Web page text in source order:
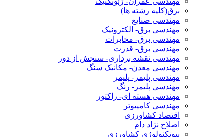
برق(کلیه رشته ها)
مهندسی صنایع
مهندسی برق- الکترونیک
مهندسی برق- مخابرات
مهندسی برق- قدرت
مهندسی نقشه برداری- سنجش از دور
مهندسی معدن- مکانیک سنگ
مهندسی پلیمر- پلیمر
مهندسی پلیمر- رنگ
مهندسی هسته ای- راکتور
مهندسی کامپیوتر
اقتصاد کشاورزی
اصلاح نژاد دام
بیوتکنولوژی کشاورزی